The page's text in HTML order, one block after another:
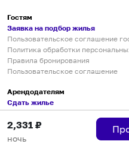
2,331 ₽
ночь
Гостям
Заявка на подбор жилья
Пользовательское соглашение
Политика обработки
Правила бронирования
Пользовательское соглашение
Арендодателям
Сдать жилье
Пользовательское соглашение
Правила публикации объявлений